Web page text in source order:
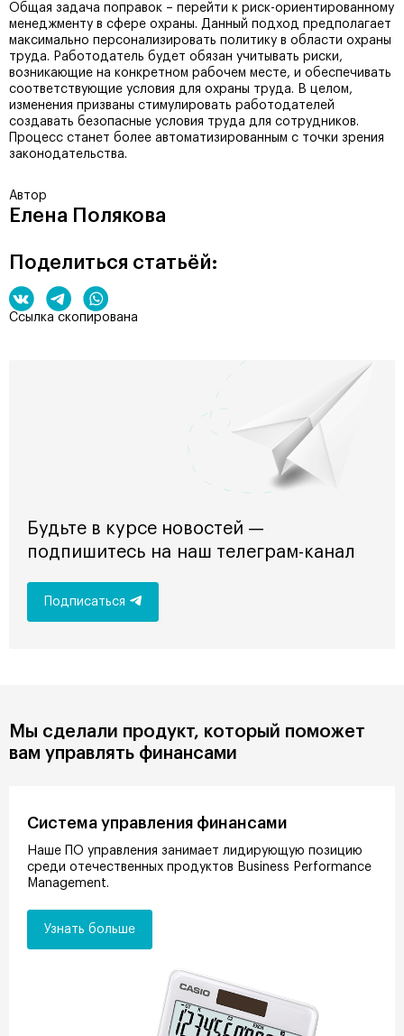
Общая задача поправок – перейти к риск-ориентированному
менеджменту в сфере охраны. Данный подход предполагает
максимально персонализировать политику в области охраны
труда. Работодатель будет обязан учитывать риски,
возникающие на конкретном рабочем месте, и обеспечивать
соответствующие условия для охраны труда. В целом,
изменения призваны стимулировать работодателей
создавать безопасные условия труда для сотрудников.
Процесс станет более автоматизированным с точки зрения
законодательства.
Автор
Елена Полякова
Поделиться статьёй:
Ссылка скопирована
Будьте в курсе новостей —
подпишитесь на наш телеграм-канал
Подписаться
Мы сделали продукт, который поможет
вам управлять финансами
Система управления финансами
Наше ПО управления занимает лидирующую позицию
среди отечественных продуктов Business Performance
Management.
Узнать больше